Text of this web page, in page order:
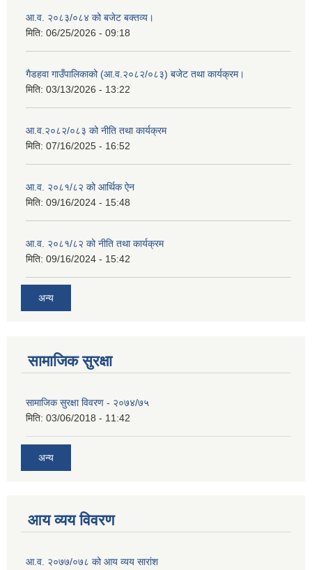
आ.व. २०८३/०८४ को बजेट बक्तव्य।
मिति: 06/25/2026 - 09:18
गैडहवा गाउँपालिकाको (आ.व.२०८२/०८३) बजेट तथा कार्यक्रम।
मिति: 03/13/2026 - 13:22
आ.व.२०८२/०८३ को नीति तथा कार्यक्रम
मिति: 07/16/2025 - 16:52
आ.व. २०८१/८२ को आर्थिक ऐन
मिति: 09/16/2024 - 15:48
आ.व. २०८१/८२ को नीति तथा कार्यक्रम
मिति: 09/16/2024 - 15:42
अन्य
सामाजिक सुरक्षा
सामाजिक सुरक्षा विवरण - २०७४/७५
मिति: 03/06/2018 - 11:42
अन्य
आय व्यय विवरण
आ.व. २०७७/०७८ को आय व्यय सारांश